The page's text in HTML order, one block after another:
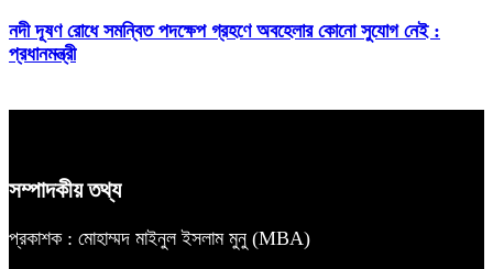
নদী দূষণ রোধে সমন্বিত পদক্ষেপ গ্রহণে অবহেলার কোনো সুযোগ নেই :
প্রধানমন্ত্রী
সম্পাদকীয় তথ্য
প্রকাশক : মোহাম্মদ মাইনুল ইসলাম মুনু (MBA)